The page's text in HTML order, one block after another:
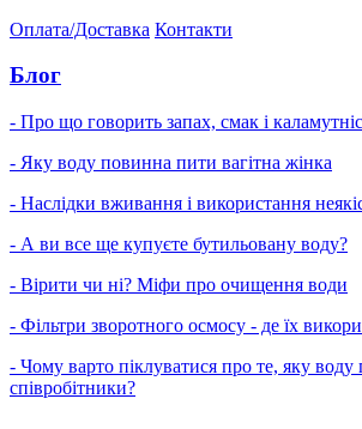
Оплата/Доставка Контакти
Блог
- Про що говорить запах, смак і
- Яку воду повинна пити вагітна жінка
- Наслідки вживання і використання
- А ви все ще купуєте бутильовану воду?
- Вірити чи ні? Міфи про очищення води
- Фільтри зворотного осмосу - де їх
- Чому варто піклуватися про те, яку воду
співробітники?